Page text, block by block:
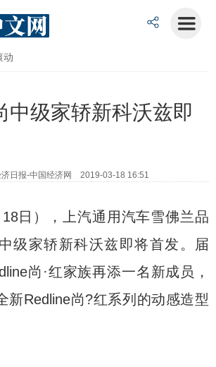
动
中级家轿新科沃兹即
济日报-中国经济网 2019-03-18 16:51
日），上汽通用汽车雪佛兰品
级家轿新科沃兹即将首发。届
尚·红家族再添一名新成员，
新Redline尚?红系列的动感造型